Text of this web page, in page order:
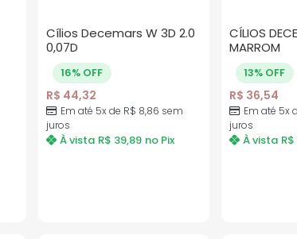
Cílios Decemars W 3D 2.0
0,07D
16% OFF
R$ 44,32
Em até 5x de R$ 8,86 sem
juros
À vista R$ 39,89 no Pix
CÍLIOS
MARROM
13% OFF
R$ 36,54
Em até 5x
juros
À vista R$